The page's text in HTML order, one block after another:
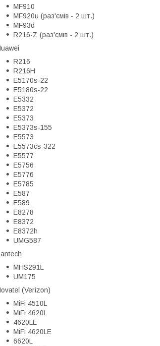
MF910
MF920u (раз'ємів - 2 шт.)
MF93d
R216-Z (раз'ємів - 2 шт.)
R216
R216H
E5170s-22
E5180s-22
E5332
E5372
E5373
E5373s-155
E5573
E5573cs-322
E5577
E5756
E5776
E5785
E587
E589
E8278
E8372
E8372h
UMG587
MHS291L
UM175
(Verizon)
MiFi 4510L
MiFi 4620L
4620LE
MiFi 4620LE
6620L